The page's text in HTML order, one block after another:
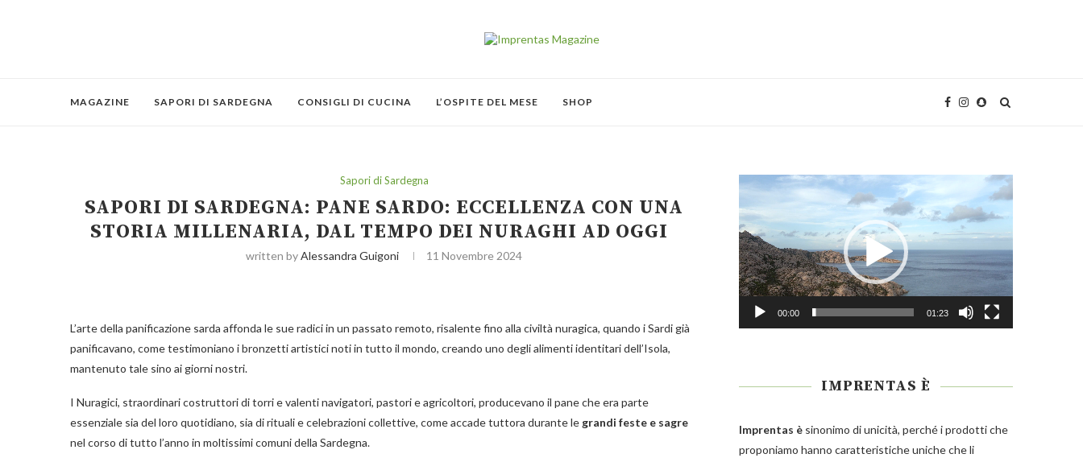
MAGAZINE SAPORI DI SARDEGNA CONSIGLI DI CUCINA L’OSPITE DEL MESE SHOP
Sapori di Sardegna
SAPORI DI SARDEGNA: PANE SARDO: ECCELLENZA CON UNA
STORIA MILLENARIA, DAL TEMPO DEI NURAGHI AD OGGI
written byAlessandra Guigoni 11 Novembre 2024
L’arte della panificazione sarda affonda le sue radici in un passato remoto, risalente fino alla civiltà nuragica, quando i Sardi già
panificavano, come testimoniano i bronzetti artistici noti in tutto il mondo, creando uno degli alimenti identitari dell’Isola,
mantenuto tale sino ai giorni nostri.
I Nuragici, straordinari costruttori di torri e valenti navigatori, pastori e agricoltori, producevano il pane che era parte
essenziale sia del loro quotidiano, sia di rituali e celebrazioni collettive, come accade tuttora durante le grandi feste e sagre
nel corso di tutto l’anno in moltissimi comuni della Sardegna.
Video
Player
00:00 01:23
IMPRENTAS È
Imprentas è sinonimo di unicità, perché i prodotti che
proponiamo hanno caratteristiche uniche che li